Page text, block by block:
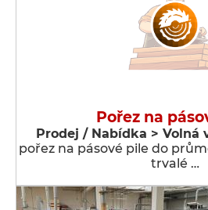
Pořez na
Prodej / Nabídka > Volná
pořez na pásové pile do
trvalé …